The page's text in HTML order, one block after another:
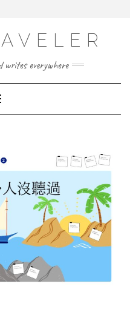
writes everywhere
Navigation